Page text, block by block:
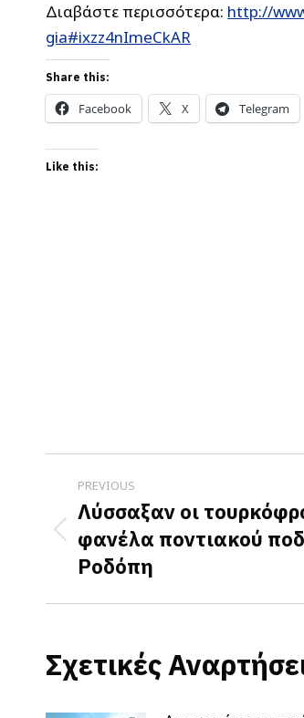
Διαβάστε περισσότερα: http://
gia#ixzz4nImeCkAR
Share this:
Facebook X Telegram
Like this:
Post
navigation
PREVIOUS
Previous
post:
Λύσσαξαν οι
φανέλα ποντιακού
Ροδόπη
Σχετικές